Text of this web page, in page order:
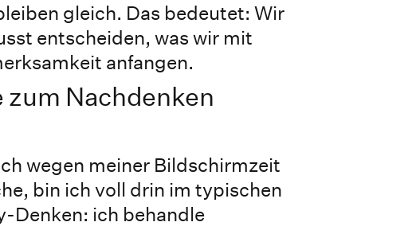
gleich. Das bedeutet: Wir
entscheiden, was wir mit
anfangen.
zum Nachdenken
wegen meiner Bildschirmzeit
bin ich voll drin im typischen
Denken: ich behandle